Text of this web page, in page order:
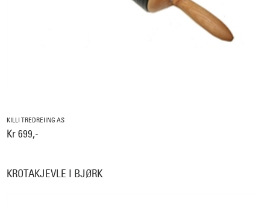
KILLI TREDREIING AS
Kr 699,-
KROTAKJEVLE I BJØRK